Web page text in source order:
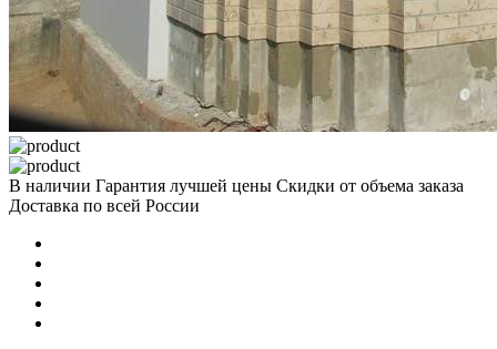
В наличии Гарантия лучшей цены Скидки от объема заказа
Доставка по всей России